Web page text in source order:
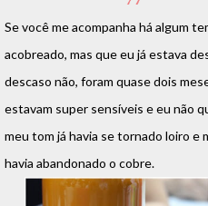
Se você me acompanha há algum
acobreado, mas que eu já estava
descaso não, foram quase dois
estavam super sensíveis e eu não
meu tom já havia se tornado loiro e
havia abandonado o cobre.